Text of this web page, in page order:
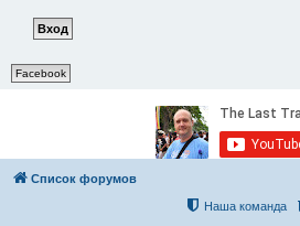
Facebook
Список форумов
Наша команда